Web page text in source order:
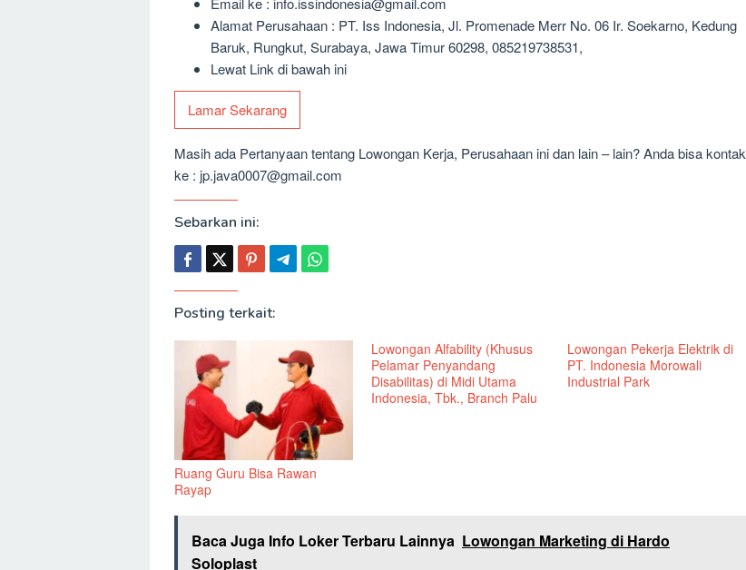
Alamat Perusahaan : PT. Iss Indonesia, Jl. Promenade Merr No. 06 Ir. Soekarno, Kedung
Baruk, Rungkut, Surabaya, Jawa Timur 60298, 085219738531,
Lewat Link di bawah ini
Lamar Sekarang
Masih ada Pertanyaan tentang Lowongan Kerja, Perusahaan ini dan lain – lain? Anda bisa kontak
ke : jp.java0007@gmail.com
Sebarkan ini:
Posting terkait:
Ruang Guru Bisa Rawan
Rayap
Lowongan Alfability (Khusus
Pelamar Penyandang
Disabilitas) di Midi Utama
Indonesia, Tbk., Branch Palu
Lowongan Pekerja Elektrik di
PT. Indonesia Morowali
Industrial Park
Baca Juga Info Loker Terbaru Lainnya Lowongan Marketing di Hardo
Soloplast